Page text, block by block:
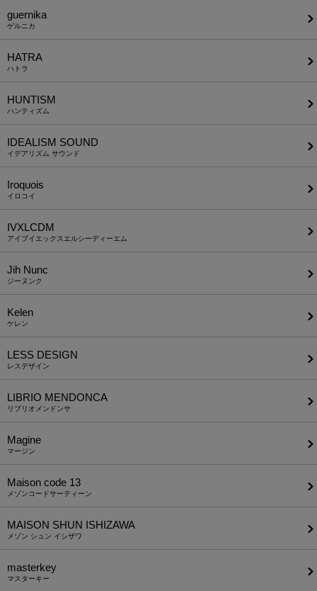
guernika
ゲルニカ
HATRA
ハトラ
HUNTISM
ハンティズム
IDEALISM SOUND
イデアリズム サウンド
Iroquois
イロコイ
IVXLCDM
アイブイエックスエルシーディーエム
Jih Nunc
ジーヌンク
Kelen
ケレン
LESS DESIGN
レスデザイン
LIBRIO MENDONCA
リブリオメンドンサ
Magine
マージン
Maison code 13
メゾンコードサーティーン
MAISON SHUN ISHIZAWA
メゾン シュン イシザワ
masterkey
マスターキー